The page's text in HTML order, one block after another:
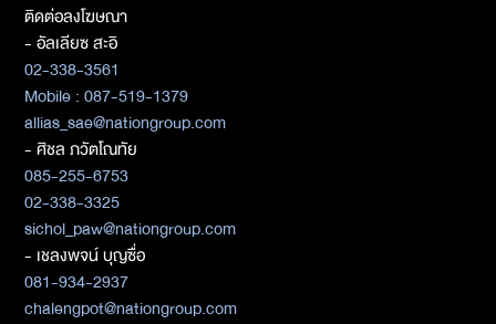
ติดต่อลงโฆษณา
- อัลเลียซ สะอิ
02-338-3561
Mobile : 087-519-1379
allias_sae@nationgroup.com
- ศิชล ภวัตโณทัย
085-255-6753
02-338-3325
sichol_paw@nationgroup.com
- เชลงพจน์ บุญซื่อ
081-934-2937
chalengpot@nationgroup.com